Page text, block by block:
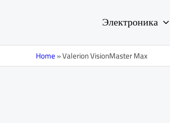
Электроника
Home»Valerion VisionMaster Max